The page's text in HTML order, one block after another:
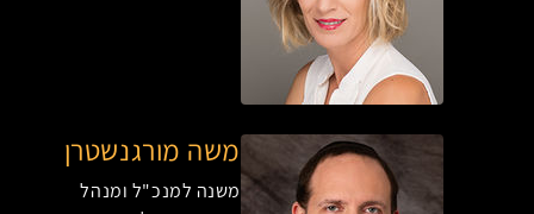
משה מורגנשטרן
משנה למנכ"ל ומנהל